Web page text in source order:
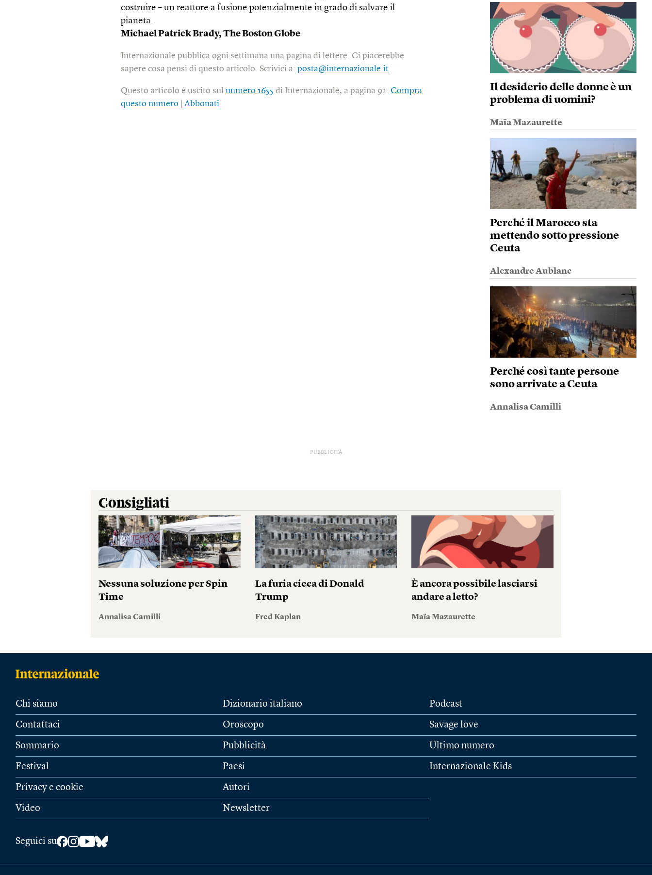
costruire – un reattore a fusione potenzialmente in grado di salvare il
pianeta.
Michael Patrick Brady, The Boston Globe
Internazionale pubblica ogni settimana una pagina di lettere. Ci piacerebbe
sapere cosa pensi di questo articolo. Scrivici a:posta@internazionale.it
Questo articolo è uscito sulnumero 1655 di Internazionale, a pagina 92.Compra
questo numero |Abbonati
Il desiderio delle donne è un
problema di uomini?
Maïa Mazaurette
Perché il Marocco sta
mettendo sotto pressione
Ceuta
Alexandre Aublanc
Perché così tante persone
sono arrivate a Ceuta
Annalisa Camilli
PUBBLICITÀ
Consigliati
Nessuna soluzione per Spin
Time
Annalisa Camilli
La furia cieca di Donald
Trump
Fred Kaplan
È ancora possibile lasciarsi
andare a letto?
Maïa Mazaurette
Chi siamo
Contattaci
Sommario
Festival
Privacy e cookie
Video
Dizionario italiano
Oroscopo
Pubblicità
Paesi
Autori
Newsletter
Podcast
Savage love
Ultimo numero
Internazionale Kids
Seguici su